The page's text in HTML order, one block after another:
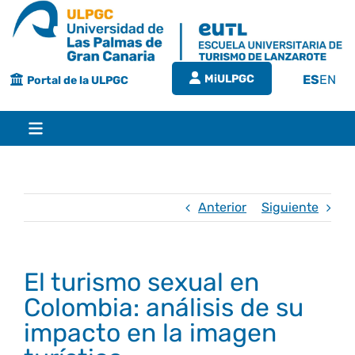
Saltar
Portal de la ULPGC MiULPGC EN
ES
Toggle
Bienvenida
Conócenos
Estudios
Grado en turismoCalidad
Anterior Siguiente
El turismo sexual en
Colombia: análisis de su
impacto en la imagen